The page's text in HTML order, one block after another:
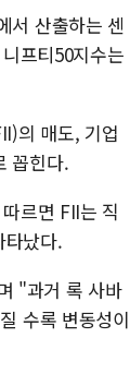
리업체서 불 2시
서 산출하는 센
프티50지수는
의 매도, 기업
꼽힌다.
르면 FII는 직
났다.
"과거 록 사바
수록 변동성이